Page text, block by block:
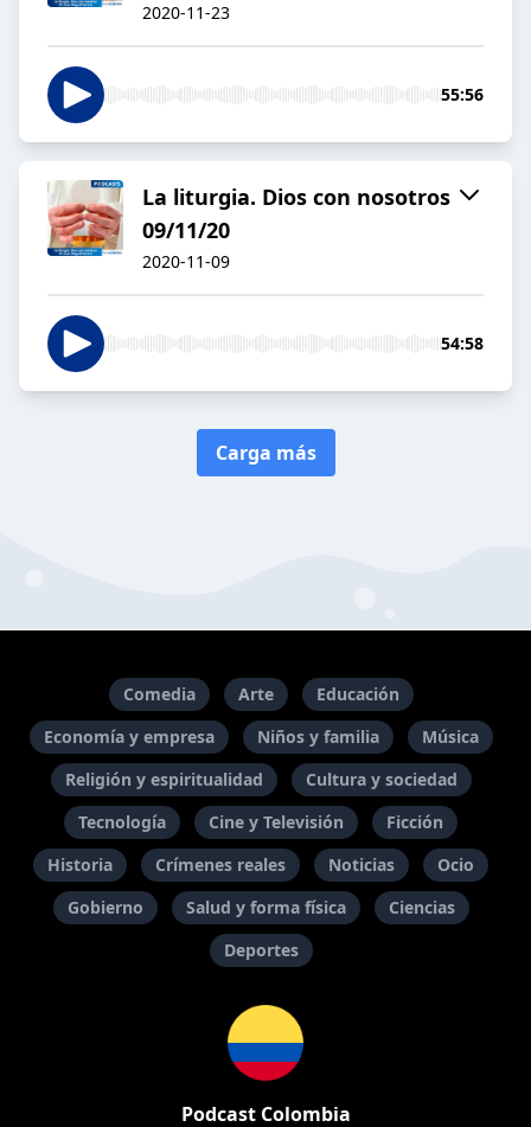
2020-11-23
55:56
La liturgia. Dios con nosotros
09/11/20
2020-11-09
54:58
Carga más
Comedia Arte
Educación
Economía y empresa
Niños y familia
Música
Religión y espiritualidad
Cultura y sociedad
Tecnología
Cine y Televisión
Ficción
Historia
Crímenes reales Noticias
Ocio
Gobierno
Salud y forma física
Ciencias
Deportes
Podcast Colombia